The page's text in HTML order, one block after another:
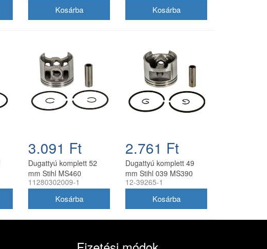
3.091 Ft
Dugattyú komplett 52
mm Stihl MS460
láncfűrészhez
11280302009-1
2.761 Ft
Dugattyú komplett 49
mm Stihl 039 MS390
láncfűrészhez
12-39265-1